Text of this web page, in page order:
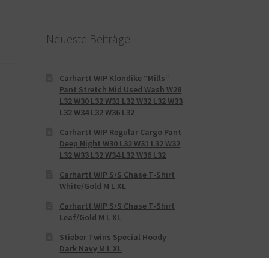
Neueste Beiträge
Carhartt WIP Klondike “Mills“
Pant Stretch Mid Used Wash W28
L32 W30 L32 W31 L32 W32 L32 W33
L32 W34 L32 W36 L32
Carhartt WIP Regular Cargo Pant
Deep Night W30 L32 W31 L32 W32
L32 W33 L32 W34 L32 W36 L32
Carhartt WIP S/S Chase T-Shirt
White/Gold M L XL
Carhartt WIP S/S Chase T-Shirt
Leaf/Gold M L XL
Stieber Twins Special Hoody
Dark Navy M L XL